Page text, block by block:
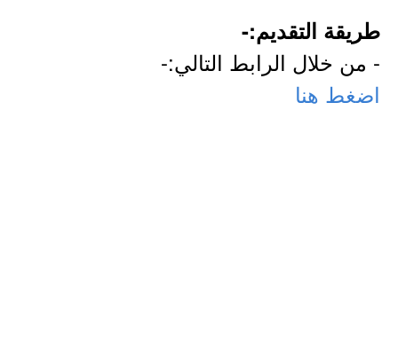
طريقة التقديم:-
- من خلال الرابط التالي:-
اضغط هنا